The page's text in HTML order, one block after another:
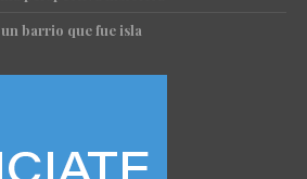
barrio que fue isla